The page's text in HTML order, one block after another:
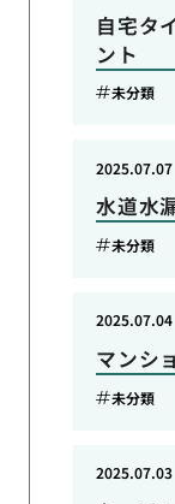
自宅タ
ント
未分類
水道水
2025.07.07
未分類
マンシ
2025.07.04
未分類
2025.07.03